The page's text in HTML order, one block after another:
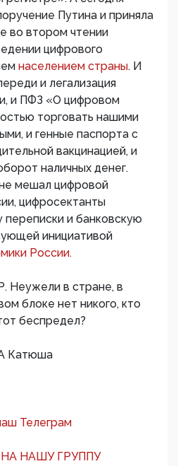
Путина и приняла
во втором чтении
цифрового
населением страны. И
и легализация
и ПФЗ «О цифровом
торговать нашими
и генные паспорта с
вакцинацией, и
наличных денег.
мешал цифровой
цифросектанты
переписки и банковскую
инициативой
России.
Неужели в стране, в
блоке нет никого, кто
беспредел?
Катюша
Телеграм
НАШУ ГРУППУ